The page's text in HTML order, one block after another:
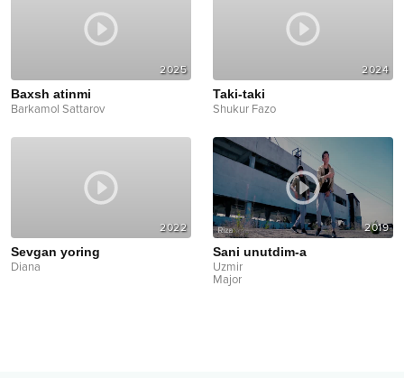
2025
Baxsh atinmi
Barkamol Sattarov
2024
Taki-taki
Shukur Fazo
2022
Sevgan yoring
Diana
2019
Sani unutdim-a
Uzmir
Major